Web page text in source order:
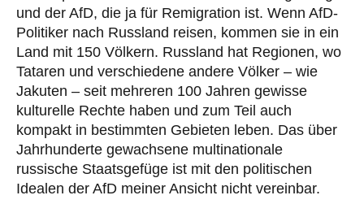
und der AfD, die ja für Remigration ist. Wenn AfD-
Politiker nach Russland reisen, kommen sie in ein
Land mit 150 Völkern. Russland hat Regionen, wo
Tataren und verschiedene andere Völker – wie
Jakuten – seit mehreren 100 Jahren gewisse
kulturelle Rechte haben und zum Teil auch
kompakt in bestimmten Gebieten leben. Das über
Jahrhunderte gewachsene multinationale
russische Staatsgefüge ist mit den politischen
Idealen der AfD meiner Ansicht nicht vereinbar.